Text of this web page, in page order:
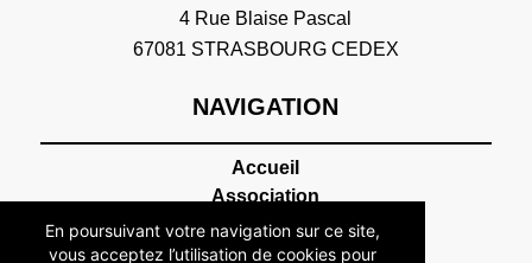
4 Rue Blaise Pascal
67081 STRASBOURG CEDEX
NAVIGATION
Accueil
Association
Présentation
Devenir adhérent
En poursuivant votre navigation sur ce site,
vous acceptez l’utilisation de cookies pour